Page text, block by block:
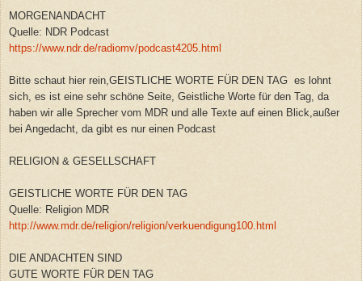
MORGENANDACHT
Quelle: NDR Podcast
https://www.ndr.de/radiomv/podcast4205.html
Bitte schaut hier rein,GEISTLICHE WORTE FÜR DEN TAG es lohnt
sich, es ist eine sehr schöne Seite, Geistliche Worte für den Tag, da
haben wir alle Sprecher vom MDR und alle Texte auf einen Blick,außer
bei Angedacht, da gibt es nur einen Podcast
RELIGION & GESELLSCHAFT
GEISTLICHE WORTE FÜR DEN TAG
Quelle: Religion MDR
http://www.mdr.de/religion/religion/verkuendigung100.html
DIE ANDACHTEN SIND
GUTE WORTE FÜR DEN TAG